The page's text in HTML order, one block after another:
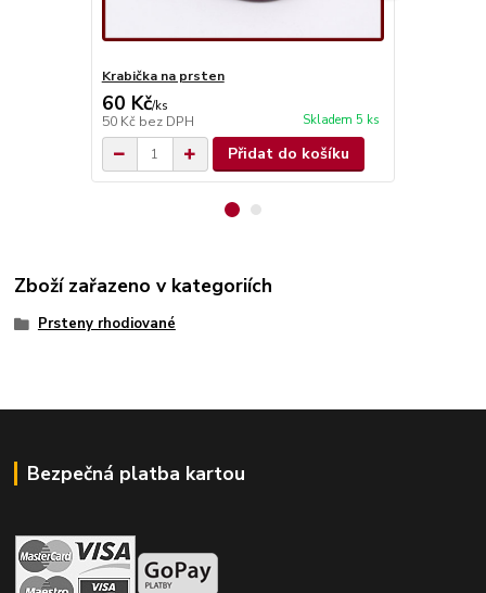
Krabička na prsten
60 Kč/ks
50 Kč bez DPH Skladem 5 ks
Přidat do košíku
Zboží zařazeno v kategoriích
Prsteny rhodiované
Bezpečná platba kartou